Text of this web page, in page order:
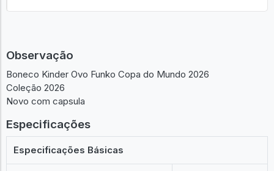
Observação
Boneco Kinder Ovo Funko Copa do Mundo 2026
Coleção 2026
Novo com capsula
Especificações
Especificações Básicas